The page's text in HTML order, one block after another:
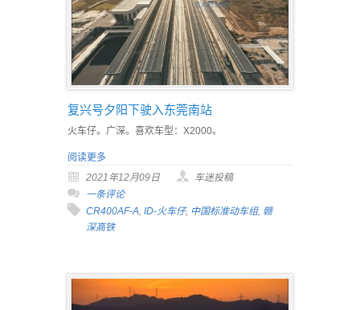
复兴号夕阳下驶入东莞南站
火车仔。广深。喜欢车型：X2000。
阅读更多
2021年12月09日
车迷投稿
一条评论
CR400AF-A, ID-火车仔, 中国标准动车组, 赣
深高铁